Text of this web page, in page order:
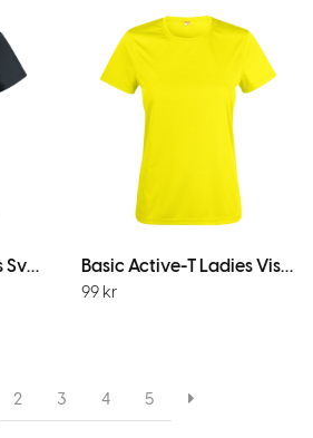
Basic Active-T Ladies Svart Basic Active-T Ladies Visib yellow
99 kr
2 3 4 5